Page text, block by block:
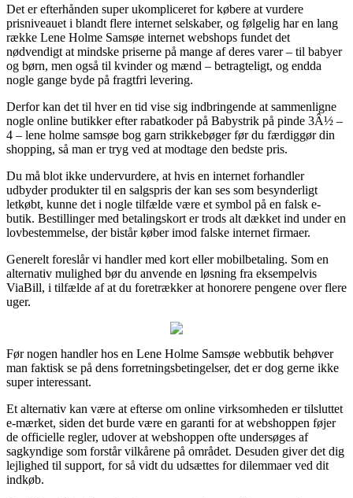
Det er efterhånden super ukompliceret for købere at vurdere
prisniveauet i blandt flere internet selskaber, og følgelig har en lang
række Lene Holme Samsøe internet webshops fundet det
nødvendigt at mindske priserne på mange af deres varer – til babyer
og børn, men også til kvinder og mænd – betragteligt, og endda
nogle gange byde på fragtfri levering.
Derfor kan det til hver en tid vise sig indbringende at sammenligne
nogle online butikker efter rabatkoder på Babystrik på pinde 3Â½ –
4 – lene holme samsøe bog garn strikkebøger før du færdiggør din
shopping, så man er tryg ved at modtage den bedste pris.
Du må blot ikke undervurdere, at hvis en internet forhandler
udbyder produkter til en salgspris der kan ses som besynderligt
letkøbt, kunne det i nogle tilfælde være et symbol på en falsk e-
butik. Bestillinger med betalingskort er trods alt dækket ind under en
lovbestemmelse, der bistår køber imod falske internet firmaer.
Generelt foreslår vi handler med kort eller mobilbetaling. Som en
alternativ mulighed bør du anvende en løsning fra eksempelvis
ViaBill, i tilfælde af at du foretrækker at honorere pengene over flere
uger.
Før nogen handler hos en Lene Holme Samsøe webbutik behøver
man faktisk se på dens forretningsbetingelser, det er dog gerne ikke
super interessant.
Et alternativ kan være at efterse om online virksomheden er tilsluttet
e-mærket, siden det burde være en garanti for at webshoppen føjer
de officielle regler, udover at webshoppen ofte undersøges af
sagkyndige som forstår vilkårene på området. Desuden giver det dig
lejlighed til support, for så vidt du udsættes for dilemmaer ved dit
indkøb.